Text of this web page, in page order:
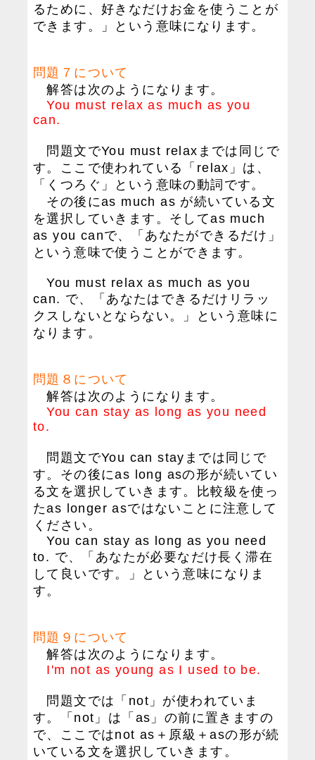
るために、好きなだけお金を使うことが
できます。」という意味になります。
問題７について
解答は次のようになります。
You must relax as much as you
can.
問題文でYou must relaxまでは同じで
す。ここで使われている「relax」は、
「くつろぐ」という意味の動詞です。
その後にas much as が続いている文
を選択していきます。そしてas much
as you canで、「あなたができるだけ」
という意味で使うことができます。
You must relax as much as you
can. で、「あなたはできるだけリラッ
クスしないとならない。」という意味に
なります。
問題８について
解答は次のようになります。
You can stay as long as you need
to.
問題文でYou can stayまでは同じで
す。その後にas long asの形が続いてい
る文を選択していきます。比較級を使っ
たas longer asではないことに注意して
ください。
You can stay as long as you need
to. で、「あなたが必要なだけ長く滞在
して良いです。」という意味になりま
す。
問題９について
解答は次のようになります。
I'm not as young as I used to be.
問題文では「not」が使われていま
す。「not」は「as」の前に置きますの
で、ここではnot as＋原級＋asの形が続
いている文を選択していきます。